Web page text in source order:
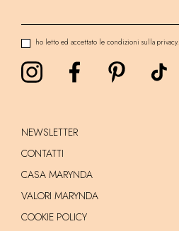
ho letto ed accettato le condizioni sulla privacy.
NEWSLETTER
CONTATTI
CASA MARYNDA
VALORI MARYNDA
COOKIE POLICY